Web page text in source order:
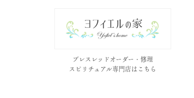
ブレスレッドオーダー・修理
スピリチュアル専門店はこちら